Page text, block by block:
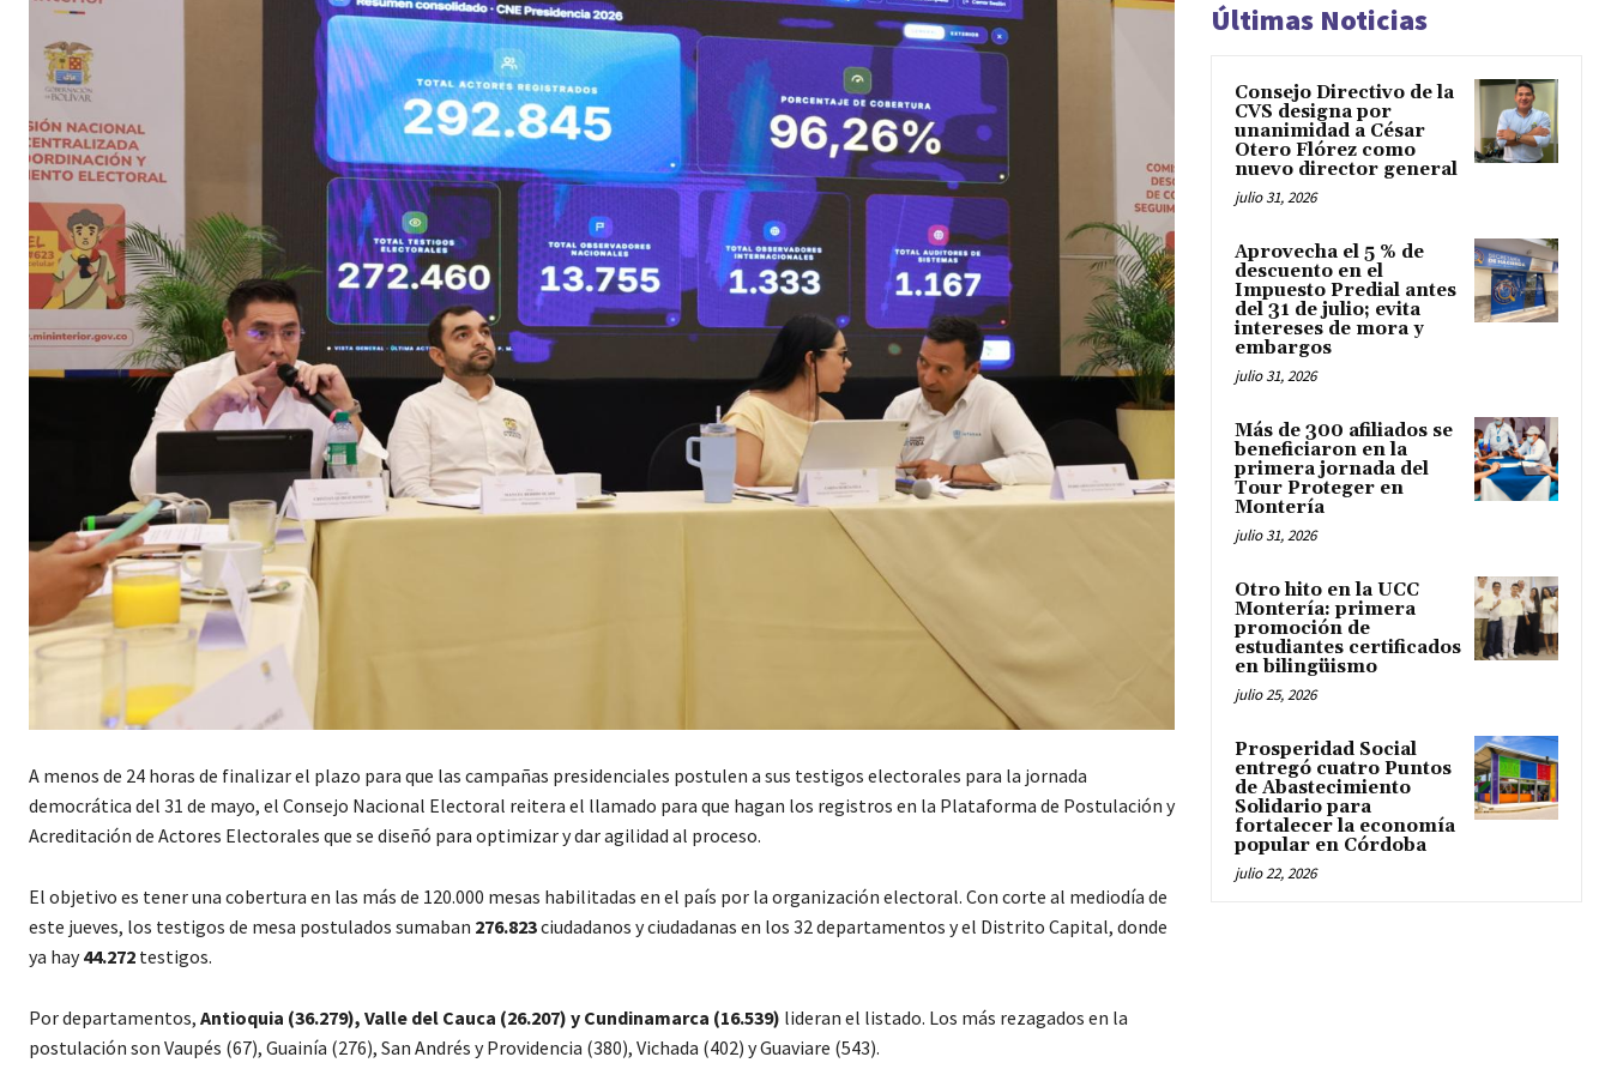
A menos de 24 horas de finalizar el plazo para que las campañas presidenciales postulen a sus testigos electorales para la jornada
democrática del 31 de mayo, el Consejo Nacional Electoral reitera el llamado para que hagan los registros en la Plataforma de Postulación y
Acreditación de Actores Electorales que se diseñó para optimizar y dar agilidad al proceso.
El objetivo es tener una cobertura en las más de 120.000 mesas habilitadas en el país por la organización electoral. Con corte al mediodía de
este jueves, los testigos de mesa postulados sumaban 276.823ciudadanos y ciudadanas en los 32 departamentos y el Distrito Capital, donde
ya hay44.272 testigos.
Por departamentos, Antioquia (36.279), Valle del Cauca (26.207) y Cundinamarca (16.539) lideran el listado. Los más rezagados en la
postulación son Vaupés (67), Guainía (276), San Andrés y Providencia (380), Vichada (402) y Guaviare (543).
Últimas Noticias
Consejo Directivo de la
CVS designa por
unanimidad a César
Otero Flórez como
nuevo director general
julio 31, 2026
Aprovecha el 5 % de
descuento en el
Impuesto Predial antes
del 31 de julio; evita
intereses de mora y
embargos
julio 31, 2026
Más de 300 afiliados se
beneficiaron en la
primera jornada del
Tour Proteger en
Montería
julio 31, 2026
Otro hito en la UCC
Montería: primera
promoción de
estudiantes certificados
en bilingüismo
julio 25, 2026
Prosperidad Social
entregó cuatro Puntos
de Abastecimiento
Solidario para
fortalecer la economía
popular en Córdoba
julio 22, 2026